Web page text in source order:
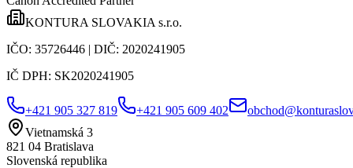
KONTURA SLOVAKIA s.r.o.
IČO: 35726446 | DIČ: 2020241905
IČ DPH: SK2020241905
+421 905 327 819 +421 905 609 402
Vietnamská 3
821 04 Bratislava
Slovenská republika